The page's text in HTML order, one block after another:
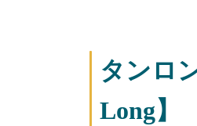
タンロ
Long】